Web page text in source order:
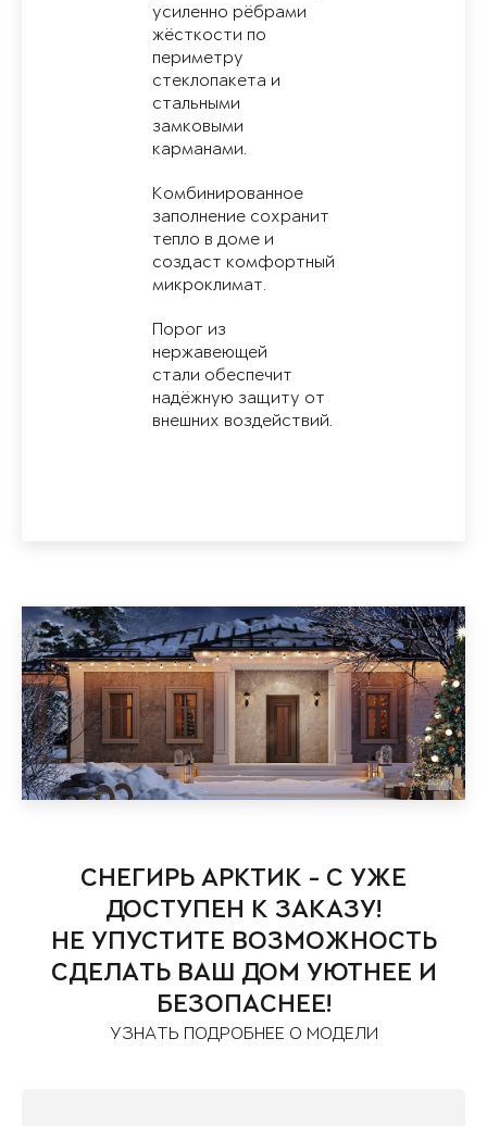
усиленно рёбрами
жёсткости по
периметру
стеклопакета и
стальными
замковыми
карманами.
Комбинированное
заполнение сохранит
тепло в доме и
создаст комфортный
микроклимат.
Порог из
нержавеющей
стали обеспечит
надёжную защиту от
внешних воздействий.
СНЕГИРЬ АРКТИК - С УЖЕ
ДОСТУПЕН К ЗАКАЗУ!
НЕ УПУСТИТЕ ВОЗМОЖНОСТЬ
СДЕЛАТЬ ВАШ ДОМ УЮТНЕЕ И
БЕЗОПАСНЕЕ!
УЗНАТЬ ПОДРОБНЕЕ О МОДЕЛИ